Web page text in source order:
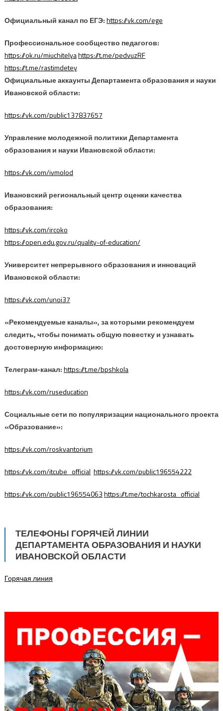
Официальный канал по ЕГЭ:https://vk.com/ege
Профессиональное сообщество педагогов:
https://ok.ru/miuchitelyahttps://t.me/pedvuzRF
https://t.me/rastimdetey
Официальные аккаунты Департамента образования и науки
Ивановской области:
https://vk.com/public137837657
Управление молодежной политики Департамента
образования и науки Ивановской области:
https://vk.com/ivmolod
Ивановский региональный центр оценки качества
образования:
https://vk.com/ircoko
https://open.edu.gov.ru/quality-of-education/
Университет непрерывного образования и инноваций
Ивановской области:
https://vk.com/unoi37
«Рекомендуемые каналы», за которыми рекомендуем
следить, чтобы понимать общую повестку и узнавать
достоверную информацию:
Телеграм-канал:https://t.me/bpshkola
https://vk.com/ruseducation
Социальные сети по популяризации национального проекта
«Образование»:
https://vk.com/roskvantorium
https://vk.com/itcube_official https://vk.com/public196554222
https://vk.com/public196554063https://t.me/tochkarosta_official
ТЕЛЕФОНЫ ГОРЯЧЕЙ ЛИНИИ
ДЕПАРТАМЕНТА ОБРАЗОВАНИЯ И НАУКИ
ИВАНОВСКОЙ ОБЛАСТИ
Горячая линия